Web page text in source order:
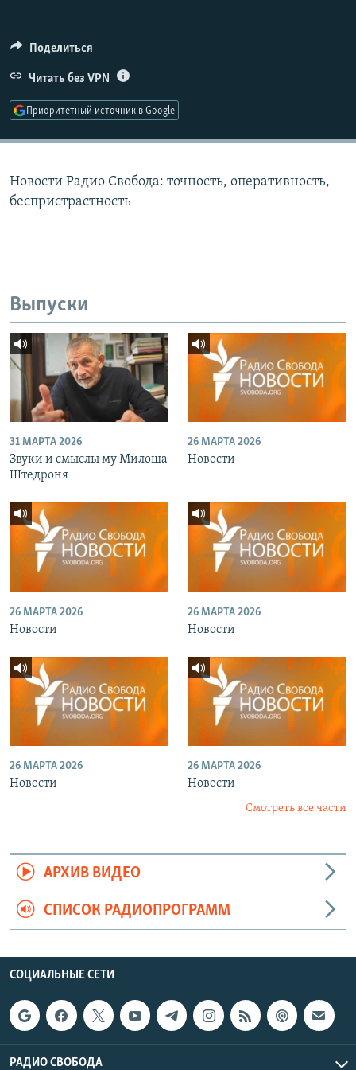
ПОДПИШИТЕСЬ НА РАССЫЛКУ
СОЦИАЛЬНЫЕ СЕТИ
Поделиться
Читать без VPN
Приоритетный источник в Google
Новости Радио Свобода: точность, оперативность,
беспристрастность
Выпуски
31 МАРТА 2026
Звуки и смыслы му Милоша
Штедроня
26 МАРТА 2026
Новости
26 МАРТА 2026
Новости
26 МАРТА 2026
Новости
26 МАРТА 2026
Новости
26 МАРТА 2026
Новости
Смотреть все части
АРХИВ ВИДЕО
СПИСОК РАДИОПРОГРАММ
СОЦИАЛЬНЫЕ СЕТИ
РАДИО СВОБОДА